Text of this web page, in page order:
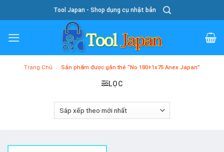
To
Content
Tool Japan - Shop dụng cụ nhật bản
Trang Chủ / Sản phẩm được gắn thẻ “No.180+1x75 Anex Japan”
LỌC